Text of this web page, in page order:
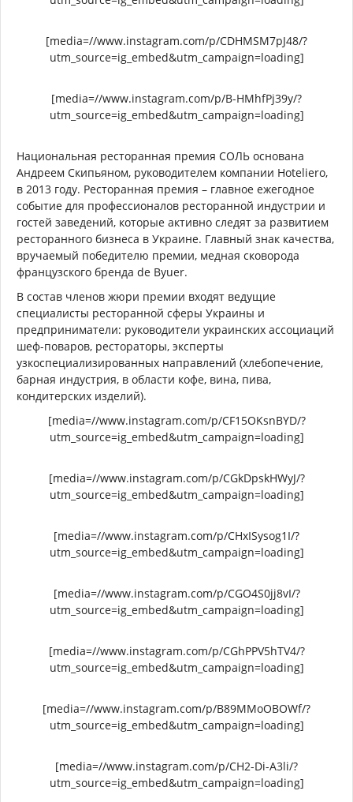
[media=//www.instagram.com/p/CDHMSM7pJ48/?
utm_source=ig_embed&utm_campaign=loading]
[media=//www.instagram.com/p/B-HMhfPj39y/?
utm_source=ig_embed&utm_campaign=loading]
Национальная ресторанная премия СОЛЬ основана
Андреем Скипьяном, руководителем компании Hoteliero,
в 2013 году. Ресторанная премия – главное ежегодное
событие для профессионалов ресторанной индустрии и
гостей заведений, которые активно следят за развитием
ресторанного бизнеса в Украине. Главный знак качества,
вручаемый победителю премии, медная сковорода
французского бренда de Byuer.
В состав членов жюри премии входят ведущие
специалисты ресторанной сферы Украины и
предприниматели: руководители украинских ассоциаций
шеф-поваров, рестораторы, эксперты
узкоспециализированных направлений (хлебопечение,
барная индустрия, в области кофе, вина, пива,
кондитерских изделий).
[media=//www.instagram.com/p/CF15OKsnBYD/?
utm_source=ig_embed&utm_campaign=loading]
[media=//www.instagram.com/p/CGkDpskHWyJ/?
utm_source=ig_embed&utm_campaign=loading]
[media=//www.instagram.com/p/CHxISysog1I/?
utm_source=ig_embed&utm_campaign=loading]
[media=//www.instagram.com/p/CGO4S0jj8vI/?
utm_source=ig_embed&utm_campaign=loading]
[media=//www.instagram.com/p/CGhPPV5hTV4/?
utm_source=ig_embed&utm_campaign=loading]
[media=//www.instagram.com/p/B89MMoOBOWf/?
utm_source=ig_embed&utm_campaign=loading]
[media=//www.instagram.com/p/CH2-Di-A3li/?
utm_source=ig_embed&utm_campaign=loading]